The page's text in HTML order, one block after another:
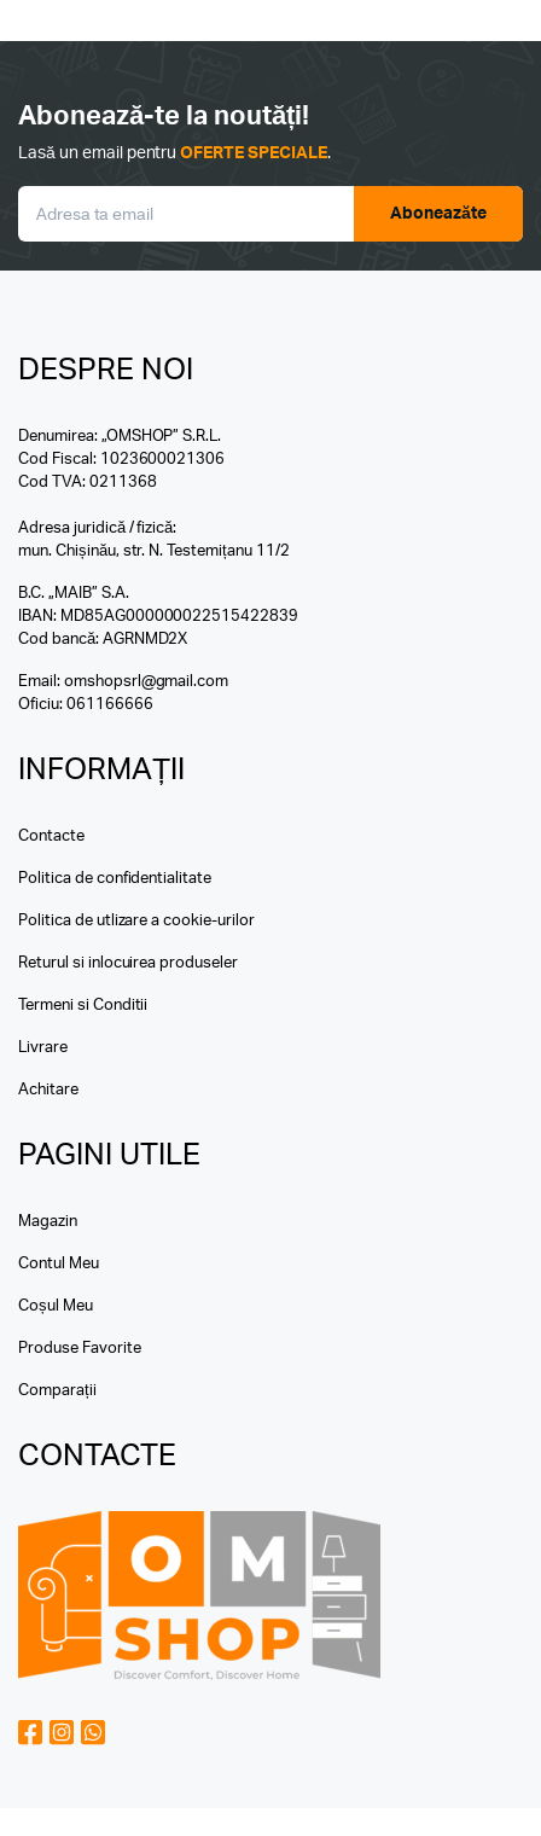
Abonează-te la noutăți!
Lasă un email pentruOFERTE SPECIALE.
Aboneazăte
DESPRE NOI
Denumirea: „OMSHOP” S.R.L.
Cod Fiscal: 1023600021306
Cod TVA: 0211368
Adresa juridică / fizică:
mun. Chișinău, str. N. Testemițanu 11/2
B.C. „MAIB” S.A.
IBAN: MD85AG000000022515422839
Cod bancă: AGRNMD2X
Email: omshopsrl@gmail.com
Oficiu: 061166666
INFORMAȚII
Contacte
Politica de confidentialitate
Politica de utlizare a cookie-urilor
Returul si inlocuirea produseler
Termeni si Conditii
Livrare
Achitare
PAGINI UTILE
Magazin
Contul Meu
Coșul Meu
Produse Favorite
Comparații
CONTACTE